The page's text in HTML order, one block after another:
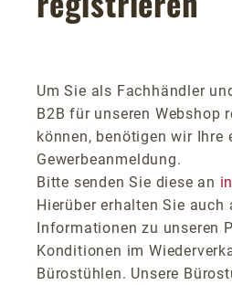
Um Sie als Fachhändler
B2B für unseren Webshop
können, benötigen wir Ihre
Gewerbeanmeldung.
Bitte senden Sie diese an
Hierüber erhalten Sie auch
Informationen zu unseren
Konditionen im
Bürostühlen. Unsere